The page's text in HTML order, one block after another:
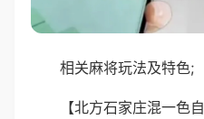
相关麻将玩法及特色;
【北方石家庄混一色